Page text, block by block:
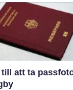
till att ta